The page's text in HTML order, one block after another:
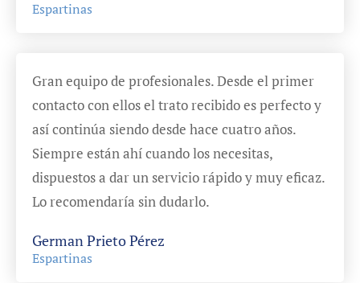
Espartinas
Gran equipo de profesionales. Desde el primer
contacto con ellos el trato recibido es perfecto y
así continúa siendo desde hace cuatro años.
Siempre están ahí cuando los necesitas,
dispuestos a dar un servicio rápido y muy eficaz.
Lo recomendaría sin dudarlo.
German Prieto Pérez
Espartinas